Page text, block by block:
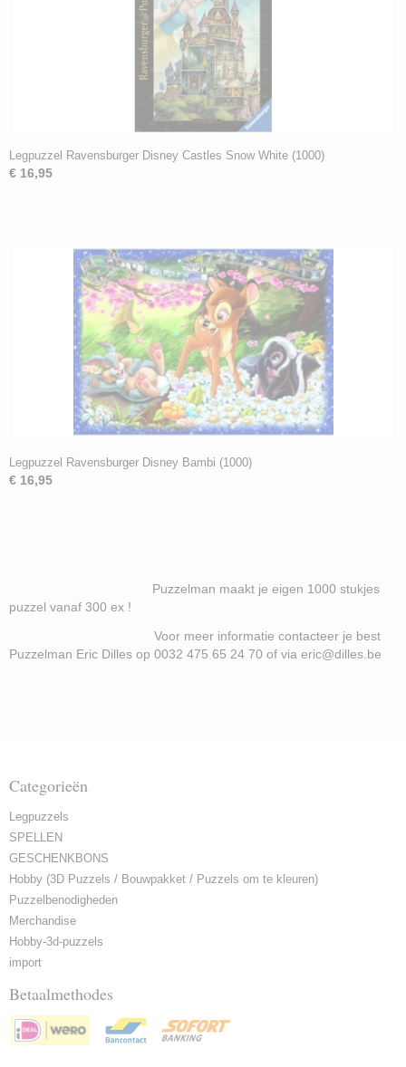
Legpuzzel Ravensburger Disney Castles Snow White (1000)
€ 16,95
Legpuzzel Ravensburger Disney Bambi (1000)
€ 16,95
Puzzelman maakt je eigen 1000 stukjes
puzzel vanaf 300 ex !
Voor meer informatie contacteer je best
Puzzelman Eric Dilles op 0032 475 65 24 70 of via eric@dilles.be
Categorieën
Legpuzzels
SPELLEN
GESCHENKBONS
Hobby (3D Puzzels / Bouwpakket / Puzzels om te kleuren)
Puzzelbenodigheden
Merchandise
Hobby-3d-puzzels
import
Betaalmethodes